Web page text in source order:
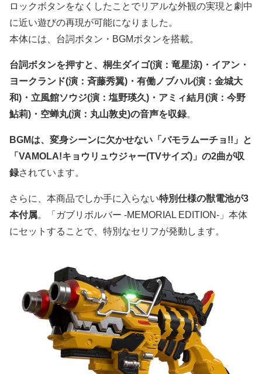
ロックボタンをなくしたことでリアルな外観の実現と劇中
に近い遊びの再現が可能になりました。
本体には、台詞ボタン・BGMボタンを搭載。
台詞ボタンを押すと、桐生ダイゴ(演：竜星涼)・イアン・
ヨークランド(演：斉藤秀翼)・有働ノブハル(演：金城大
和)・立風館ソウジ(演：塩野瑛久)・アミィ結月(演：今野
鮎莉)・空蝉丸(演：丸山敦史)の音声を収録。
BGMは、変身シーンに欠かせない「バモラムーチョ!!」と
「VAMOLA!キョウリュウジャー(TVサイズ)」の2曲が収
録されています。
さらに、本商品でしか手に入らない特別仕様の獣電池が3
本付属。「ガブリボルバー -MEMORIAL EDITION-」本体
にセットすることで、特別なセリフが発動します。